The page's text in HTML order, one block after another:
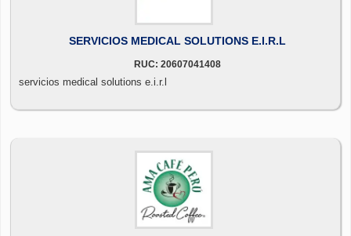
SERVICIOS MEDICAL SOLUTIONS E.I.R.L
RUC: 20607041408
servicios medical solutions e.i.r.l